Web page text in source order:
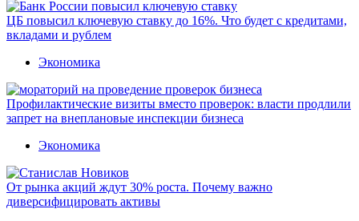
ЦБ повысил ключевую ставку до 16%. Что будет с кредитами,
вкладами и рублем
Экономика
Профилактические визиты вместо проверок: власти продлили
запрет на внеплановые инспекции бизнеса
Экономика
От рынка акций ждут 30% роста. Почему важно
диверсифицировать активы